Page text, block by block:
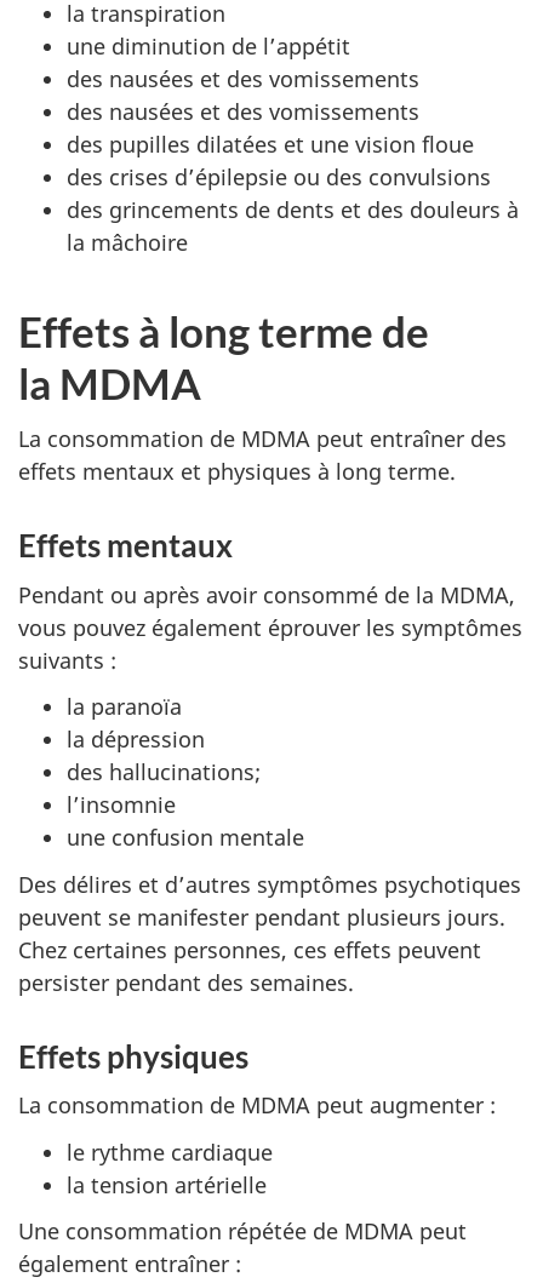
la transpiration
une diminution de l’appétit
des nausées et des vomissements
des nausées et des vomissements
des pupilles dilatées et une vision floue
des crises d’épilepsie ou des convulsions
des grincements de dents et des douleurs à
la mâchoire
Effets à long terme de
la MDMA
La consommation de MDMA peut entraîner des
effets mentaux et physiques à long terme.
Effets mentaux
Pendant ou après avoir consommé de la MDMA,
vous pouvez également éprouver les symptômes
suivants :
la paranoïa
la dépression
des hallucinations;
l’insomnie
une confusion mentale
Des délires et d’autres symptômes psychotiques
peuvent se manifester pendant plusieurs jours.
Chez certaines personnes, ces effets peuvent
persister pendant des semaines.
Effets physiques
La consommation de MDMA peut augmenter :
le rythme cardiaque
la tension artérielle
Une consommation répétée de MDMA peut
également entraîner :